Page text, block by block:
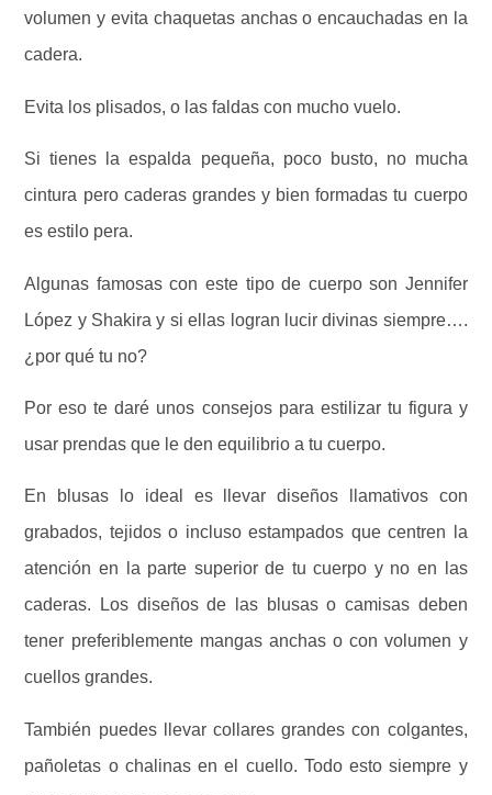
volumen y evita chaquetas anchas o encauchadas en la
cadera.
Evita los plisados, o las faldas con mucho vuelo.
Si tienes la espalda pequeña, poco busto, no mucha
cintura pero caderas grandes y bien formadas tu cuerpo
es estilo pera.
Algunas famosas con este tipo de cuerpo son Jennifer
López y Shakira y si ellas logran lucir divinas siempre….
¿por qué tu no?
Por eso te daré unos consejos para estilizar tu figura y
usar prendas que le den equilibrio a tu cuerpo.
En blusas lo ideal es llevar diseños llamativos con
grabados, tejidos o incluso estampados que centren la
atención en la parte superior de tu cuerpo y no en las
caderas. Los diseños de las blusas o camisas deben
tener preferiblemente mangas anchas o con volumen y
cuellos grandes.
También puedes llevar collares grandes con colgantes,
pañoletas o chalinas en el cuello. Todo esto siempre y